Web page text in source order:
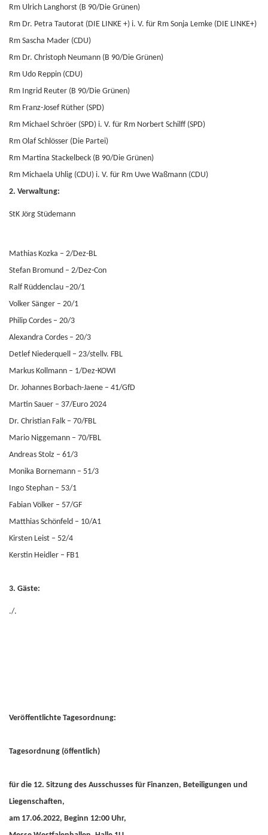
Rm Ulrich Langhorst (B 90/Die Grünen)
Rm Dr. Petra Tautorat (DIE LINKE +) i. V. für Rm Sonja Lemke (DIE LINKE+)
Rm Sascha Mader (CDU)
Rm Dr. Christoph Neumann (B 90/Die Grünen)
Rm Udo Reppin (CDU)
Rm Ingrid Reuter (B 90/Die Grünen)
Rm Franz-Josef Rüther (SPD)
Rm Michael Schröer (SPD) i. V. für Rm Norbert Schilff (SPD)
Rm Olaf Schlösser (Die Partei)
Rm Martina Stackelbeck (B 90/Die Grünen)
Rm Michaela Uhlig (CDU) i. V. für Rm Uwe Waßmann (CDU)
2. Verwaltung:
StK Jörg Stüdemann
Mathias Kozka – 2/Dez-BL
Stefan Bromund – 2/Dez-Con
Ralf Rüddenclau –20/1
Volker Sänger – 20/1
Philip Cordes – 20/3
Alexandra Cordes – 20/3
Detlef Niederquell – 23/stellv. FBL
Markus Kollmann – 1/Dez-KOWI
Dr. Johannes Borbach-Jaene – 41/GfD
Martin Sauer – 37/Euro 2024
Dr. Christian Falk – 70/FBL
Mario Niggemann – 70/FBL
Andreas Stolz – 61/3
Monika Bornemann – 51/3
Ingo Stephan – 53/1
Fabian Völker – 57/GF
Matthias Schönfeld – 10/A1
Kirsten Leist – 52/4
Kerstin Heidler – FB1
3. Gäste:
./.
Veröffentlichte Tagesordnung:
Tagesordnung (öffentlich)
für die 12. Sitzung des Ausschusses für Finanzen, Beteiligungen und
Liegenschaften,
am 17.06.2022, Beginn 12:00 Uhr,